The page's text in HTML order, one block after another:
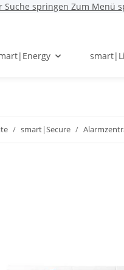
Suche springen Zum Menü
smart|Secure